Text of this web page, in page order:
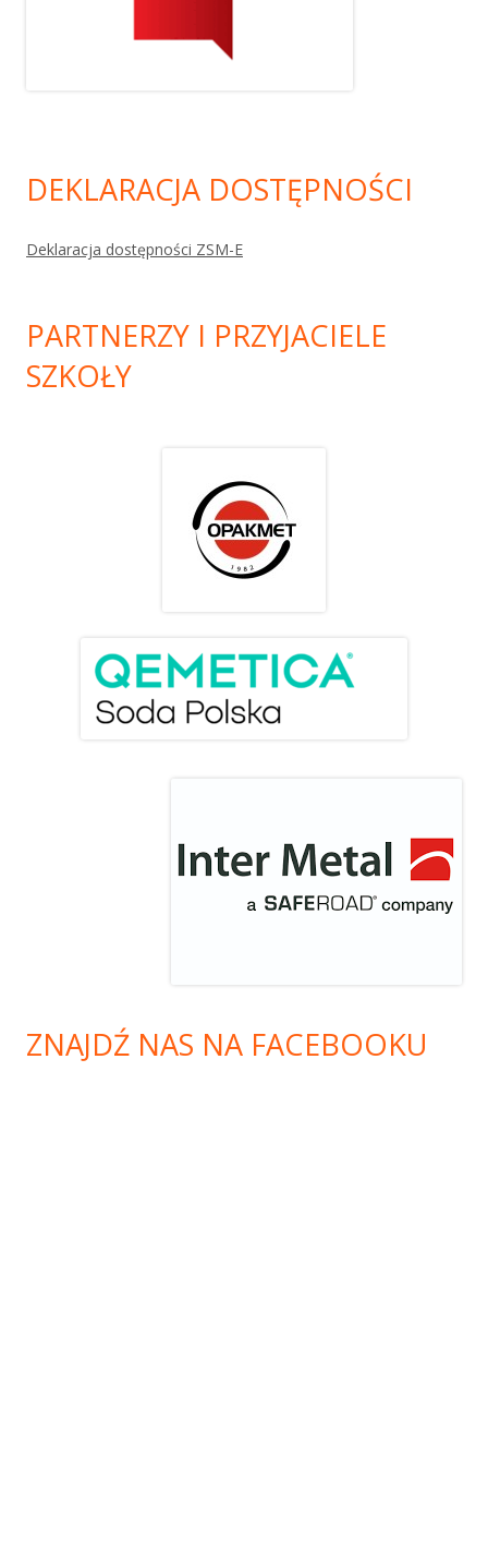
DEKLARACJA DOSTĘPNOŚCI
Deklaracja dostępności ZSM-E
PARTNERZY I PRZYJACIELE
SZKOŁY
ZNAJDŹ NAS NA FACEBOOKU